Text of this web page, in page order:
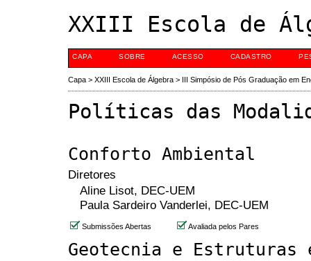
XXIII Escola de
CAPA SOBRE ACESSO CADASTRO
Capa > XXIII Escola de Álgebra > III Simpósio de Pós Graduação em
Políticas das
Conforto Ambiental
Diretores
Aline Lisot, DEC-UEM
Paula Sardeiro Vanderlei, DEC-UEM
Submissões Abertas Avaliada pelos Pares
Geotecnia e Estruturas